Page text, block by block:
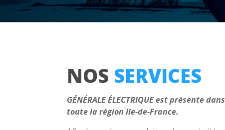
NOS SERVICES
GÉNÉRALE ÉLECTRIQUE est présente dans
toute la région Ile-de-France.